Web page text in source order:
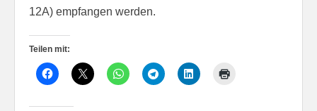
12A) empfangen werden.
Teilen mit: